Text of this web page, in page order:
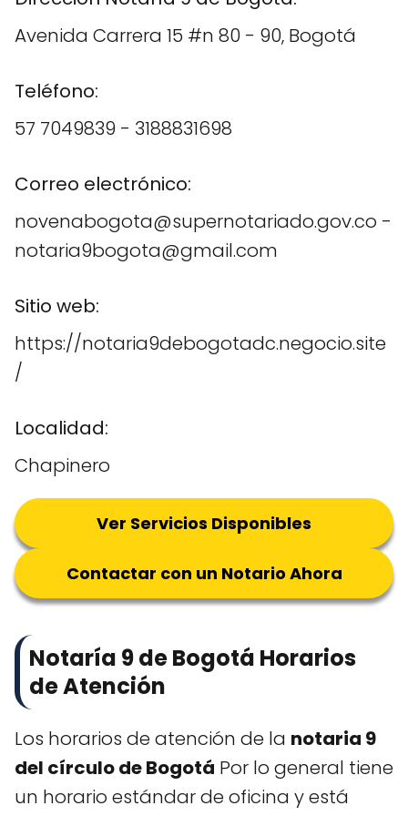
Avenida Carrera 15 #n 80 - 90, Bogotá
Teléfono:
57 7049839 - 3188831698
Correo electrónico:
novenabogota@supernotariado.gov.co -
notaria9bogota@gmail.com
Sitio web:
https://notaria9debogotadc.negocio.site
/
Localidad:
Chapinero
Ver Servicios Disponibles
Contactar con un Notario Ahora
Notaría 9 de Bogotá Horarios
de Atención
Los horarios de atención de la notaria 9
del círculo de Bogotá Por lo general tiene
un horario estándar de oficina y está